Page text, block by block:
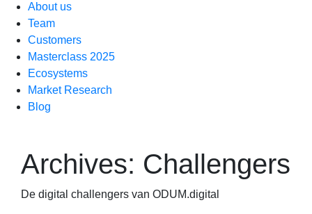
About us
Team
Customers
Masterclass 2025
Ecosystems
Market Research
Blog
Archives: Challengers
De digital challengers van ODUM.digital